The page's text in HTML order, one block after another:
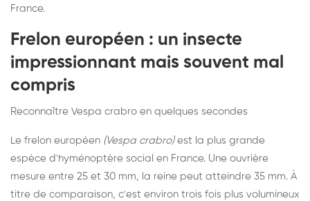
France.
Frelon européen : un insecte
impressionnant mais souvent mal
compris
Reconnaître Vespa crabro en quelques secondes
Le frelon européen (Vespa crabro)est la plus grande
espèce d'hyménoptère social en France. Une ouvrière
mesure entre 25 et 30 mm, la reine peut atteindre 35 mm. À
titre de comparaison, c'est environ trois fois plus volumineux